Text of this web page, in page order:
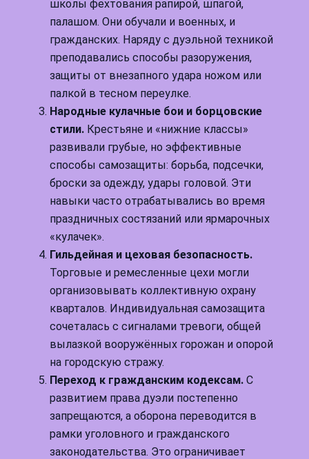
школы фехтования рапирой, шпагой,
палашом. Они обучали и военных, и
гражданских. Наряду с дуэльной техникой
преподавались способы разоружения,
защиты от внезапного удара ножом или
палкой в тесном переулке.
Народные кулачные бои и борцовские
стили. Крестьяне и «нижние классы»
развивали грубые, но эффективные
способы самозащиты: борьба, подсечки,
броски за одежду, удары головой. Эти
навыки часто отрабатывались во время
праздничных состязаний или ярмарочных
«кулачек».
Гильдейная и цеховая безопасность.
Торговые и ремесленные цехи могли
организовывать коллективную охрану
кварталов. Индивидуальная самозащита
сочеталась с сигналами тревоги, общей
вылазкой вооружённых горожан и опорой
на городскую стражу.
Переход к гражданским кодексам. С
развитием права дуэли постепенно
запрещаются, а оборона переводится в
рамки уголовного и гражданского
законодательства. Это ограничивает